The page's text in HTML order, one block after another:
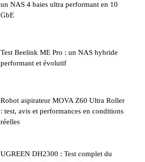
un NAS 4 baies ultra performant en 10
GbE
Test Beelink ME Pro : un NAS hybride
performant et évolutif
Robot aspirateur MOVA Z60 Ultra Roller
: test, avis et performances en conditions
réelles
UGREEN DH2300 : Test complet du